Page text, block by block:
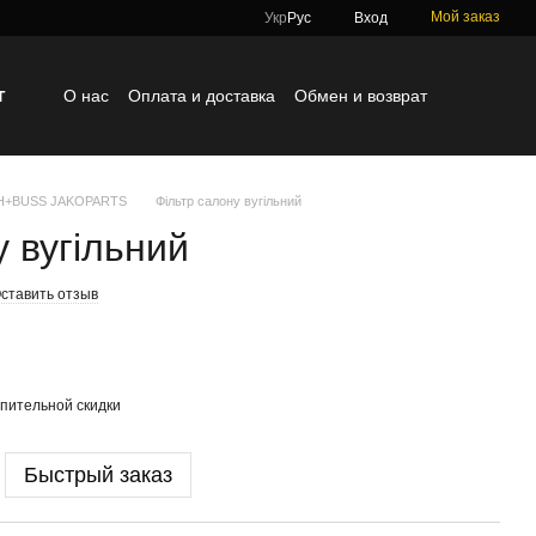
Укр Рус Вход Мой заказ
О нас Оплата и доставка
Обмен и возврат
JAKOPARTS Фільтр салону вугільний
отзыв
скидки
Быстрый заказ